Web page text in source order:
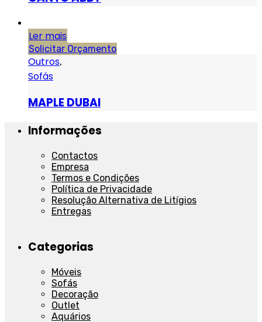
Ler mais
Solicitar Orçamento
Outros,
Sofás
MAPLE DUBAI
Informações
Contactos
Empresa
Termos e Condições
Política de Privacidade
Resolução Alternativa de Litígios
Entregas
Categorias
Móveis
Sofás
Decoração
Outlet
Aquários